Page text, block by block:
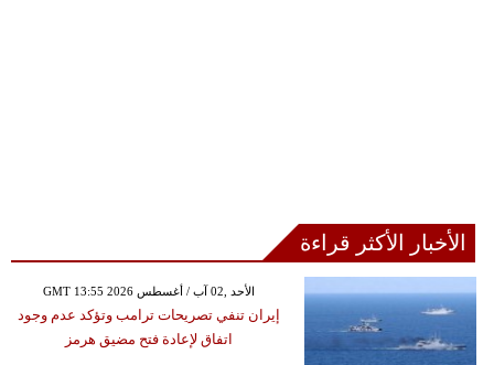
الأخبار الأكثر قراءة
GMT 13:55 2026 الأحد ,02 آب / أغسطس
إيران تنفي تصريحات ترامب وتؤكد عدم وجود
اتفاق لإعادة فتح مضيق هرمز